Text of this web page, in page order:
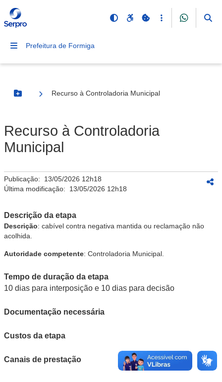
Prefeitura de Formiga
Botão Menu
Recurso à Controladoria Municipal
Recurso à Controladoria
Municipal
Publicação: 13/05/2026 12h18
Última modificação: 13/05/2026 12h18
Descrição da etapa
Descrição: cabível contra negativa mantida ou reclamação não
acolhida.
Autoridade competente: Controladoria Municipal.
Tempo de duração da etapa
10 dias para interposição e 10 dias para decisão
Documentação necessária
Custos da etapa
Canais de prestação